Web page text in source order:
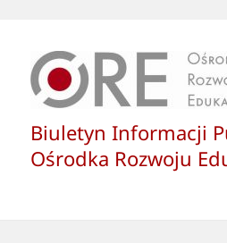
Biuletyn Informacji
Ośrodka Rozwoju